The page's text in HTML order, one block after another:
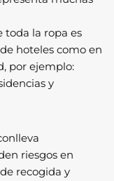
toda la ropa es
hoteles como en
por ejemplo:
y
riesgos en
recogida y